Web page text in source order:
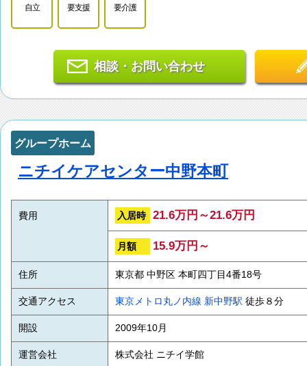
自立 要支援 要介護
相談・お問い合わせ
グループホーム
ニチイケアセンター中野本町
費用 入居時 21.6万円～21.6万円
月額 15.9万円～
住所 東京都 中野区 本町四丁目4番18号
交通アクセス 東京メトロ丸ノ内線 新中野駅 徒歩８分
開設 2009年10月
運営会社 株式会社 ニチイ学館